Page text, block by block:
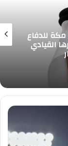
مكة للدفاع
القيادي